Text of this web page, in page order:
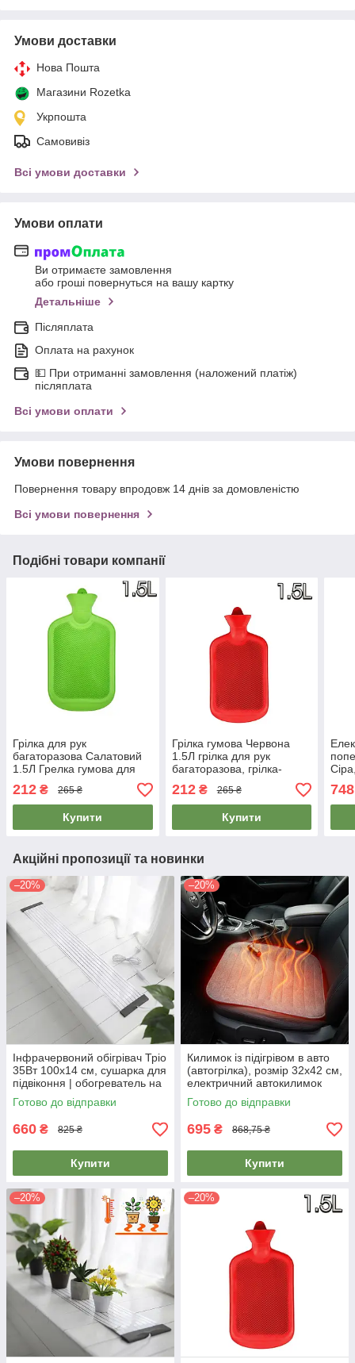
Умови доставки
Нова Пошта
Магазини Rozetka
Укрпошта
Самовивіз
Всі умови доставки
Умови оплати
Ви отримаєте замовлення
або гроші повернуться на вашу картку
Детальніше
Післяплата
Оплата на рахунок
💵 При отриманні замовлення (наложений платіж)
післяплата
Всі умови оплати
Умови повернення
Повернення товару впродовж 14 днів за домовленістю
Всі умови повернення
Подібні товари компанії
Грілка для рук
багаторазова Салатовий
1.5Л Грелка гумова для
тіла, обігрівач для рук
212 ₴ 265 ₴
Купити
Грілка гумова Червона
1.5Л грілка для рук
багаторазова, грілка-
подушка водяна для
обігріву
212₴ 265 ₴
Купити
748
Акційні пропозиції та новинки
–20%
Інфрачервоний обігрівач Тріо
35Вт 100х14 см, сушарка для
підвіконня | обогреватель на
подоконник
Готово до відправки
660 ₴ 825 ₴
Купити
–20%
Килимок із підігрівом в авто
(автогрілка), розмір 32х42 см,
електричний автокилимок
Тріо 02303
Готово до відправки
695 ₴ 868,75 ₴
Купити
–20% –20%